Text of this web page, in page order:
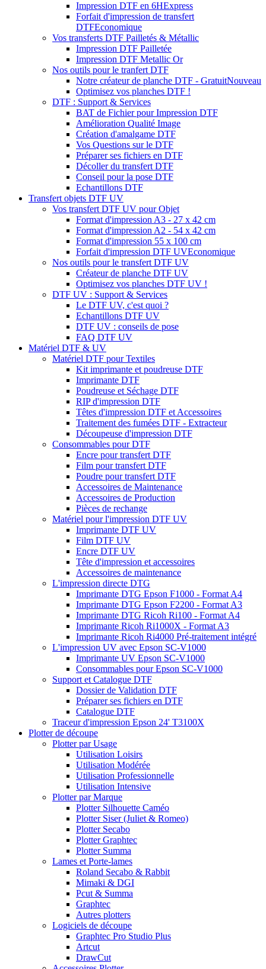
Impression DTF en 6HExpress
Forfait d'impression de transfert
DTFEconomique
Vos transferts DTF Pailletés & Métallic
Impression DTF Pailletée
Impression DTF Metallic Or
Nos outils pour le tranfert DTF
Notre créateur de planche DTF - GratuitNouveau
Optimisez vos planches DTF !
DTF : Support & Services
BAT de Fichier pour Impression DTF
Amélioration Qualité Image
Création d'amalgame DTF
Vos Questions sur le DTF
Préparer ses fichiers en DTF
Décoller du transfert DTF
Conseil pour la pose DTF
Echantillons DTF
Transfert objets DTF UV
Vos transfert DTF UV pour Objet
Format d'impression A3 - 27 x 42 cm
Format d'impression A2 - 54 x 42 cm
Format d'impression 55 x 100 cm
Forfait d'impression DTF UVEconomique
Nos outils pour le transfert DTF UV
Créateur de planche DTF UV
Optimisez vos planches DTF UV !
DTF UV : Support & Services
Le DTF UV, c'est quoi ?
Echantillons DTF UV
DTF UV : conseils de pose
FAQ DTF UV
Matériel DTF & UV
Matériel DTF pour Textiles
Kit imprimante et poudreuse DTF
Imprimante DTF
Poudreuse et Séchage DTF
RIP d'impression DTF
Têtes d'impression DTF et Accessoires
Traitement des fumées DTF - Extracteur
Découpeuse d'impression DTF
Consommables pour DTF
Encre pour transfert DTF
Film pour transfert DTF
Poudre pour transfert DTF
Accessoires de Maintenance
Accessoires de Production
Pièces de rechange
Matériel pour l'impression DTF UV
Imprimante DTF UV
Film DTF UV
Encre DTF UV
Tête d'impression et accessoires
Accessoires de maintenance
L'impression directe DTG
Imprimante DTG Epson F1000 - Format A4
Imprimante DTG Epson F2200 - Format A3
Imprimante DTG Ricoh Ri100 - Format A4
Imprimante Ricoh Ri1000X - Format A3
Imprimante Ricoh Ri4000 Pré-traitement intégré
L'impression UV avec Epson SC-V1000
Imprimante UV Epson SC-V1000
Consommables pour Epson SC-V1000
Support et Catalogue DTF
Dossier de Validation DTF
Préparer ses fichiers en DTF
Catalogue DTF
Traceur d'impression Epson 24' T3100X
Plotter de découpe
Plotter par Usage
Utilisation Loisirs
Utilisation Modérée
Utilisation Professionnelle
Utilisation Intensive
Plotter par Marque
Plotter Silhouette Caméo
Plotter Siser (Juliet & Romeo)
Plotter Secabo
Plotter Graphtec
Plotter Summa
Lames et Porte-lames
Roland Secabo & Rabbit
Mimaki & DGI
Pcut & Summa
Graphtec
Autres plotters
Logiciels de découpe
Graphtec Pro Studio Plus
Artcut
DrawCut